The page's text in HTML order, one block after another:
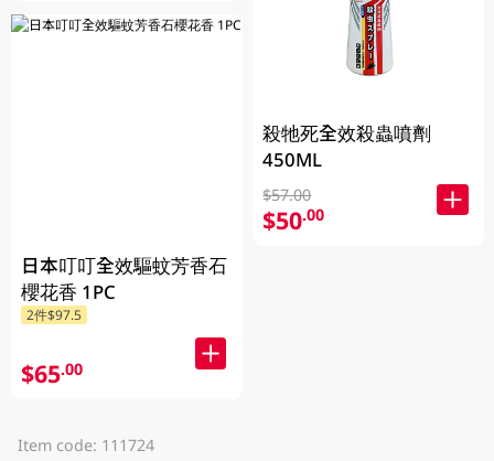
日本叮叮全效驅蚊芳香石
櫻花香 1PC
2件$97.5
$65.00
殺牠死全效殺蟲噴劑
450ML
$57.00
$50.00
Item code: 111724